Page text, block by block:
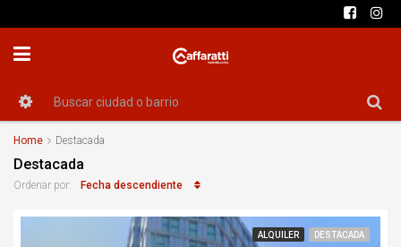
Home Destacada
Destacada
Ordenar por: Fecha descendiente
ALQUILER DESTACADA